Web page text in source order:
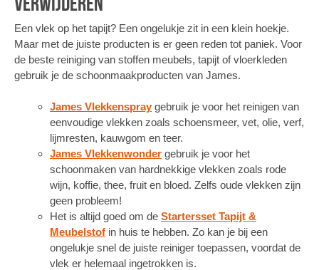
Een vlek op het tapijt? Een ongelukje zit in een klein hoekje.
Maar met de juiste producten is er geen reden tot paniek. Voor
de beste reiniging van stoffen meubels, tapijt of vloerkleden
gebruik je de schoonmaakproducten van James.
James Vlekkenspray gebruik je voor het reinigen van
eenvoudige vlekken zoals schoensmeer, vet, olie, verf,
lijmresten, kauwgom en teer.
James Vlekkenwonder gebruik je voor het
schoonmaken van hardnekkige vlekken zoals rode
wijn, koffie, thee, fruit en bloed. Zelfs oude vlekken zijn
geen probleem!
Het is altijd goed om de Startersset Tapijt &
Meubelstof in huis te hebben. Zo kan je bij een
ongelukje snel de juiste reiniger toepassen, voordat de
vlek er helemaal ingetrokken is.